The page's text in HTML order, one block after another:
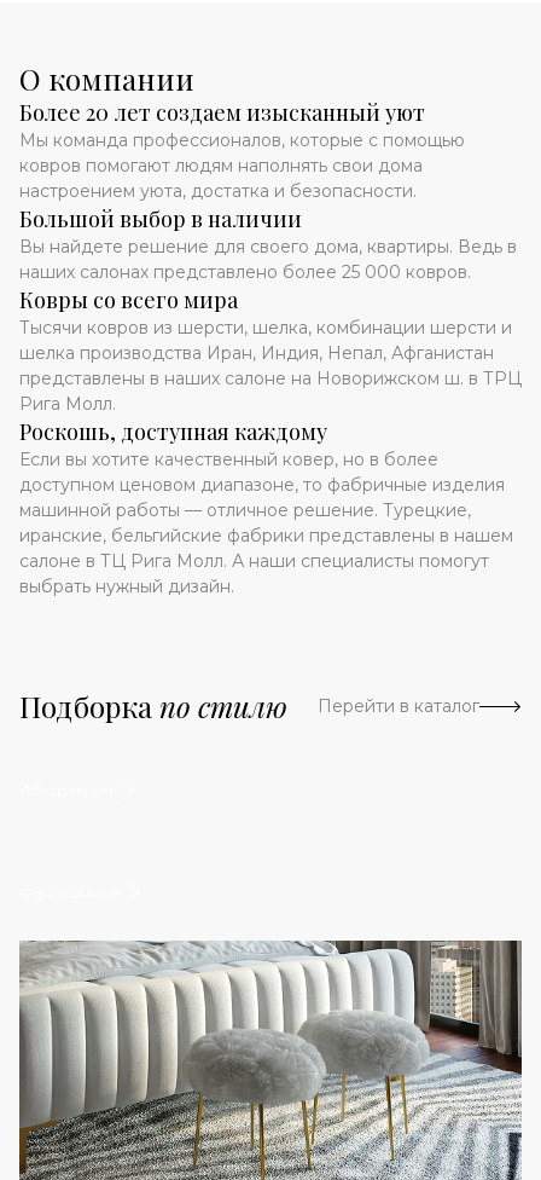
О компании
Более 20 лет создаем изысканный уют
Мы команда профессионалов, которые с помощью
ковров помогают людям наполнять свои дома
настроением уюта, достатка и безопасности.
Большой выбор в наличии
Вы найдете решение для своего дома, квартиры. Ведь в
наших салонах представлено более 25 000 ковров.
Ковры со всего мира
Тысячи ковров из шерсти, шелка, комбинации шерсти и
шелка производства Иран, Индия, Непал, Афганистан
представлены в наших салоне на Новорижском ш. в ТРЦ
Рига Молл.
Роскошь, доступная каждому
Если вы хотите качественный ковер, но в более
доступном ценовом диапазоне, то фабричные изделия
машинной работы — отличное решение. Турецкие,
иранские, бельгийские фабрики представлены в нашем
салоне в ТЦ Рига Молл. А наши специалисты помогут
выбрать нужный дизайн.
Подборка по стилю Перейти в каталог